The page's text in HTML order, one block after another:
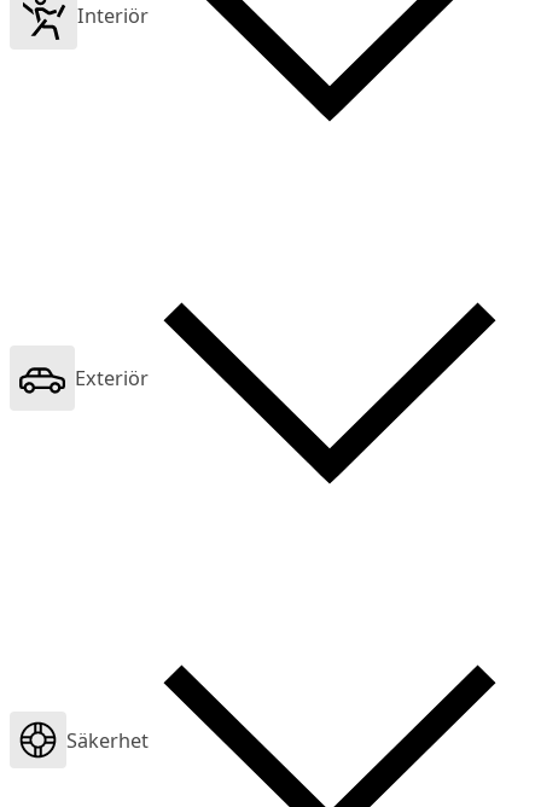
Interiör
Exteriör
Säkerhet